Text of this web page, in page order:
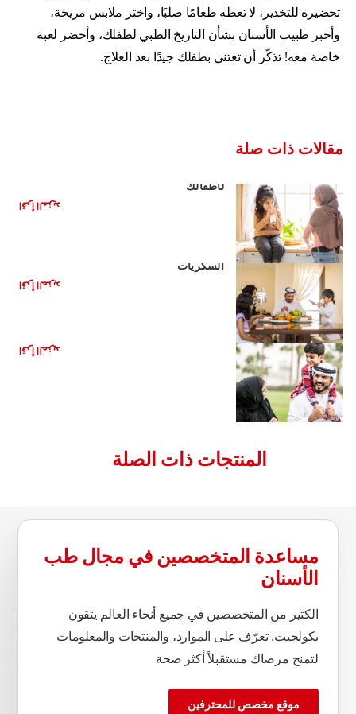
تحضيره للتخدير، لا تعطه طعامًا صلبًا، واختر ملابس مريحة،
وأخبر طبيب الأسنان بشأن التاريخ الطبي لطفلك، وأحضر لعبة
خاصة معه! تذكّر أن تعتني بطفلك جيدًا بعد العلاج.
مقالات ذات صلة
لأطفالك
اقرأ المزيد
السكريات
اقرأ المزيد
اقرأ المزيد
المنتجات ذات الصلة
مساعدة المتخصصين في مجال طب
الأسنان
الكثير من المتخصصين في جميع أنحاء العالم يثقون
بكولجيت. تعرّف على الموارد، والمنتجات والمعلومات
لتمنح مرضاك مستقبلاً أكثر صحة
موقع مخصص للمحترفين